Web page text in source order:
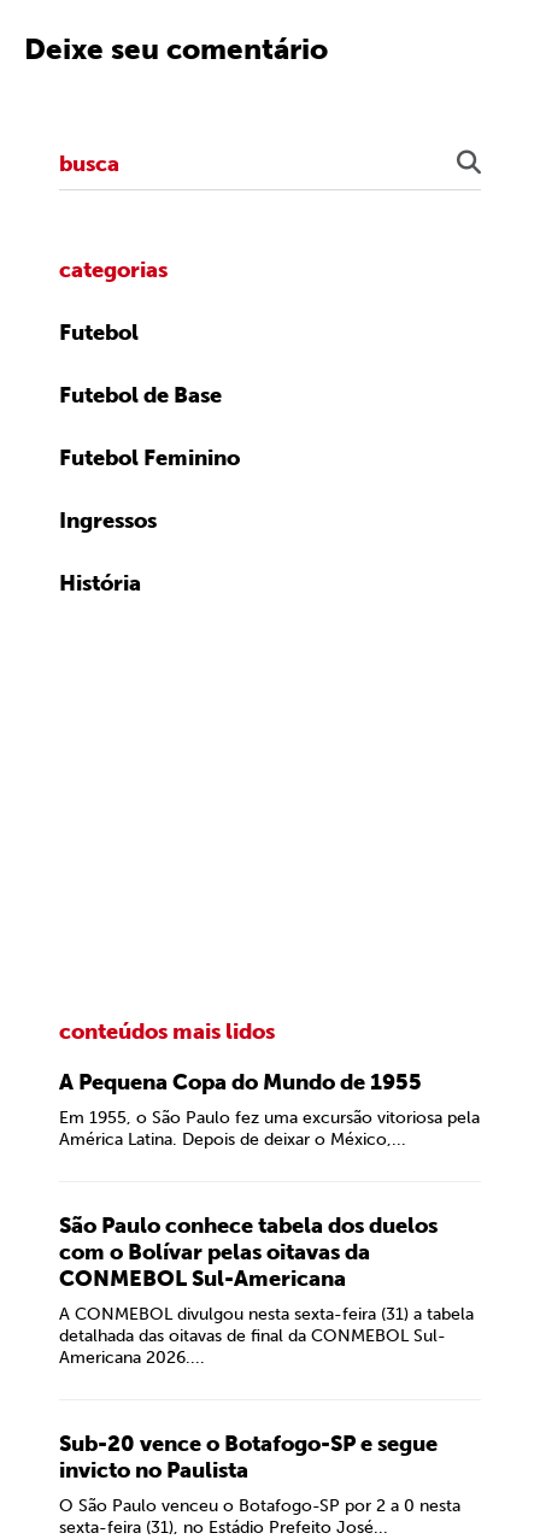
Deixe seu comentário
categorias
Futebol
Futebol de Base
Futebol Feminino
Ingressos
História
conteúdos mais lidos
A Pequena Copa do Mundo de 1955
Em 1955, o São Paulo fez uma excursão vitoriosa pela
América Latina. Depois de deixar o México,...
São Paulo conhece tabela dos duelos
com o Bolívar pelas oitavas da
CONMEBOL Sul-Americana
A CONMEBOL divulgou nesta sexta-feira (31) a tabela
detalhada das oitavas de final da CONMEBOL Sul-
Americana 2026....
Sub-20 vence o Botafogo-SP e segue
invicto no Paulista
O São Paulo venceu o Botafogo-SP por 2 a 0 nesta
sexta-feira (31), no Estádio Prefeito José...